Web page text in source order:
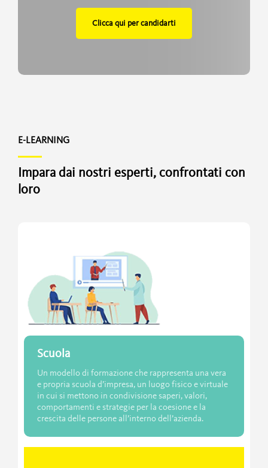
Clicca qui per candidarti
E-LEARNING
Impara dai nostri esperti, confrontati con
loro
Scuola
Un modello di formazione che rappresenta una vera
e propria scuola d’impresa, un luogo fisico e virtuale
in cui si mettono in condivisione saperi, valori,
comportamenti e strategie per la coesione e la
crescita delle persone all’interno dell’azienda.